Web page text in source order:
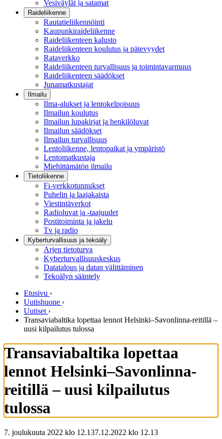
Vesiväylät ja satamat
Raideliikenne
Rautatieliikennöinti
Kaupunkiraideliikenne
Raideliikenteen kalusto
Raideliikenteen koulutus ja pätevyydet
Rataverkko
Raideliikenteen turvallisuus ja toimintavarmuus
Raideliikenteen säädökset
Junamatkustajat
Ilmailu
Ilma-alukset ja lentokelpoisuus
Ilmailun koulutus
Ilmailun lupakirjat ja henkilöluvat
Ilmailun säädökset
Ilmailun turvallisuus
Lentoliikenne, lentopaikat ja ympäristö
Lentomatkustaja
Miehittämätön ilmailu
Tietoliikenne
Fi-verkkotunnukset
Puhelin ja laajakaista
Viestintäverkot
Radioluvat ja -taajuudet
Postitoiminta ja jakelu
Tv ja radio
Kyberturvallisuus ja tekoäly
Arjen tietoturva
Kyberturvallisuuskeskus
Datatalous ja datan välittäminen
Tekoälyn sääntely
Etusivu ›
Uutishuone ›
Uutiset ›
Transaviabaltika lopettaa lennot Helsinki–Savonlinna-reitillä –
uusi kilpailutus tulossa
Transaviabaltika lopettaa
lennot Helsinki–Savonlinna-
reitillä – uusi kilpailutus
tulossa
7. joulukuuta 2022 klo 12.137.12.2022 klo 12.13